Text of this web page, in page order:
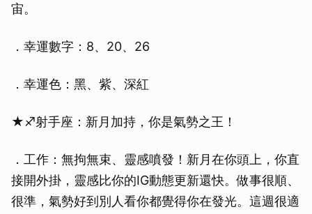
宙。
．幸運數字：8、20、26
．幸運色：黑、紫、深紅
★♐射手座：新月加持，你是氣勢之王！
．工作：無拘無束、靈感噴發！新月在你頭上，你直
接開外掛，靈感比你的IG動態更新還快。做事很順、
很準，氣勢好到別人看你都覺得你在發光。這週很適